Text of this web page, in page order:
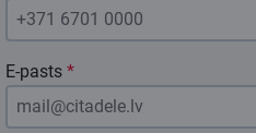
E-pasts *